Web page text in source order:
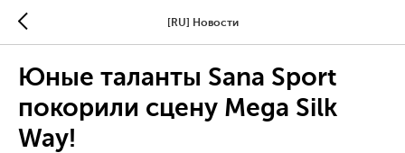
[RU] Новости
Юные таланты Sana Sport
покорили сцену Mega Silk
Way!